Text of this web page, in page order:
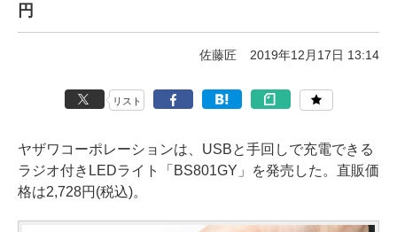
円
佐藤匠 2019年12月17日 13:14
リスト
ヤザワコーポレーションは、USBと手回しで充電できる
ラジオ付きLEDライト「BS801GY」を発売した。直販価
格は2,728円(税込)。